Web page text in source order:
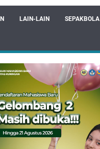
LAIN-LAIN SEPAKBOLA